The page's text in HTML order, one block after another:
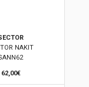
NAKIT
62,00€